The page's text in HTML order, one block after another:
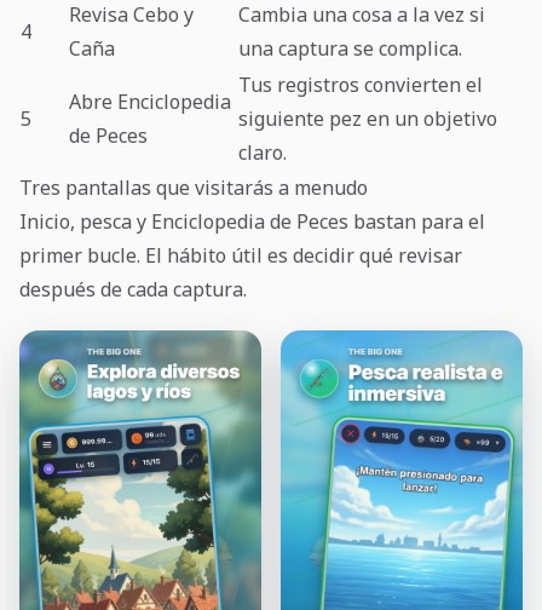
4
Revisa Cebo y
Caña
Cambia una cosa a la vez si
una captura se complica.
5
Abre Enciclopedia
de Peces
Tus registros convierten el
siguiente pez en un objetivo
claro.
Tres pantallas que visitarás a menudo
Inicio, pesca y Enciclopedia de Peces bastan para el
primer bucle. El hábito útil es decidir qué revisar
después de cada captura.